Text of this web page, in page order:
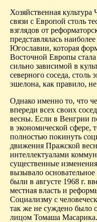
Хозяйственная
связи с Европой столь
взглядов от
представлялась
Югославии, которая
Восточной Европы
сильно зависимой в
северного соседа,
эшелона, как правило,
Однако именно то, что
впереди всех своих
весны. Если в Венгрии
в экономической сфере,
полностью покинуть
движения Пражской
интеллектуалами
существенные
вызывало
были в августе 1968 г.
местная власть и
Социализму с
так же не суждено было
лицом Томаша Масарика.